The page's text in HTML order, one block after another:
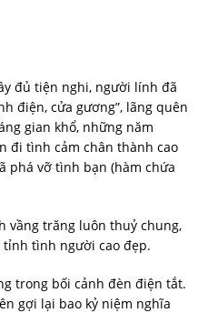
đủ tiện nghi, người lính đã
điện, cửa gương”, lãng quên
gian khổ, những năm
đi tình cảm chân thành cao
phá vỡ tình bạn (hàm chứa
vầng trăng luôn thuỷ chung,
tình người cao đẹp.
trong bối cảnh đèn điện tắt.
gợi lại bao kỷ niệm nghĩa